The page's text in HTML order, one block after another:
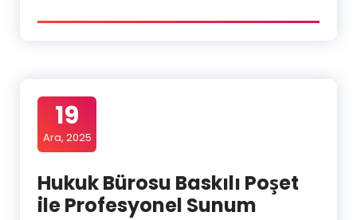
19
Ara, 2025
Hukuk Bürosu Baskılı Poşet
ile Profesyonel Sunum